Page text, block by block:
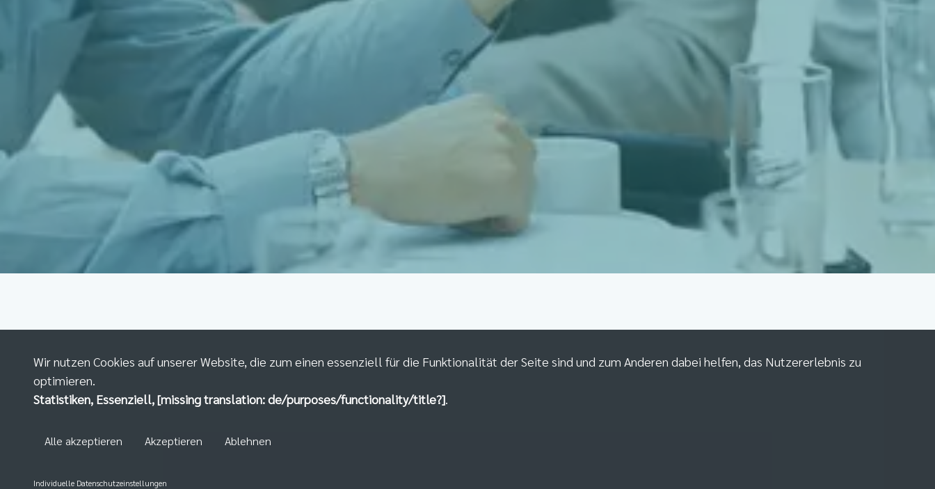
Wir nutzen Cookies auf unserer Website, die zum einen essenziell für die Funktionalität der Seite sind und zum Anderen dabei helfen, das Nutzererlebnis zu
optimieren.
Statistiken, Essenziell, [missing translation: de/purposes/functionality/title?].
Individuelle Datenschutzeinstellungen
Ablehnen
Alle akzeptieren Akzeptieren